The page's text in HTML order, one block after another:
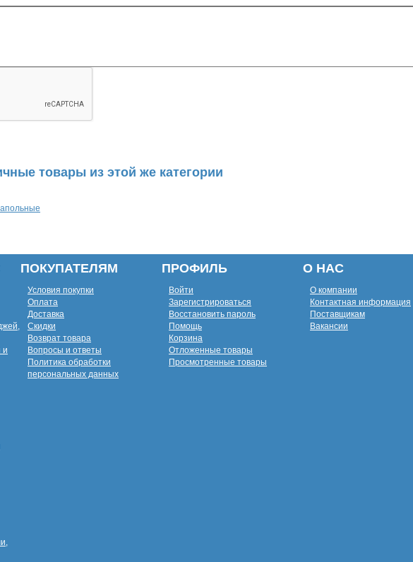
товары из этой же категории
и
ПОКУПАТЕЛЯМ
Условия покупки
Оплата
Доставка
Скидки
Возврат товара
Вопросы и ответы
Политика обработки
персональных данных
ПРОФИЛЬ
Войти
Зарегистрироваться
Восстановить пароль
Помощь
Корзина
Отложенные товары
Просмотренные товары
О НАС
О компании
Контактная информация
Поставщикам
Вакансии